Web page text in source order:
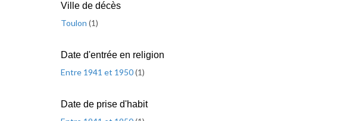
Ville de décès
Toulon (1)
Date d'entrée en religion
Entre 1941 et 1950(1)
Date de prise d'habit